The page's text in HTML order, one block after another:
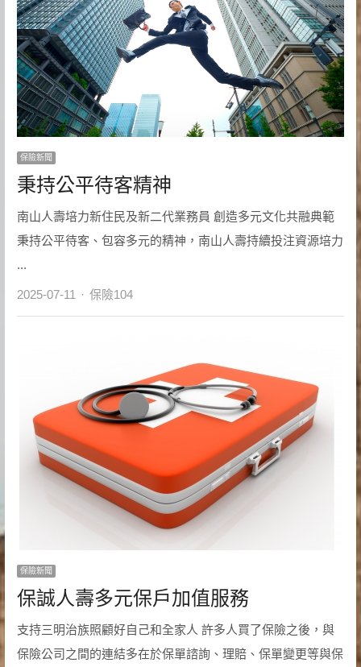
保險新聞
秉持公平待客精神
南山人壽培力新住民及新二代業務員 創造多元文化共融典範
秉持公平待客、包容多元的精神，南山人壽持續投注資源培力
...
2025-07-11 Author
保險104
保險新聞
保誠人壽多元保戶加值服務
支持三明治族照顧好自己和全家人 許多人買了保險之後，與
保險公司之間的連結多在於保單諮詢、理賠、保單變更等與保